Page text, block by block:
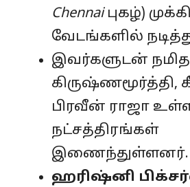
Chennaiபுகழ்)
வேடங்களில்
இவர்களுடன்
கிருஷ்ணமூர்த்தி,
பிரவீன் ராஜா
நட்சத்திரங்கள்
இணைந்துள்ளனர்.
ஹரிஷ்னி